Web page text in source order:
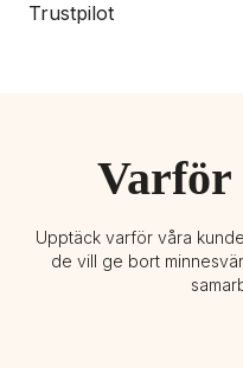
Trustpilot
Varför
Upptäck varför våra
de vill ge bort